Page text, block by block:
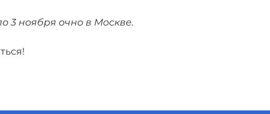
3 ноября очно в Москве.